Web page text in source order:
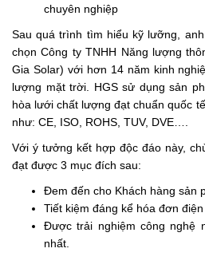
chuyên nghiệp
Sau quá trình tìm hiểu kỹ lưỡng,
chọn Công ty TNHH Năng lượng
Gia Solar) với hơn 14 năm kinh
lượng mặt trời. HGS sử dụng sản
hòa lưới chất lượng đạt chuẩn quốc
như: CE, ISO, ROHS, TUV, DVE….
Với ý tưởng kết hợp độc đáo này,
đạt được 3 mục đích sau:
Đem đến cho Khách hàng sản
Tiết kiệm đáng kể hóa đơn
Được trải nghiệm công nghệ
nhất.